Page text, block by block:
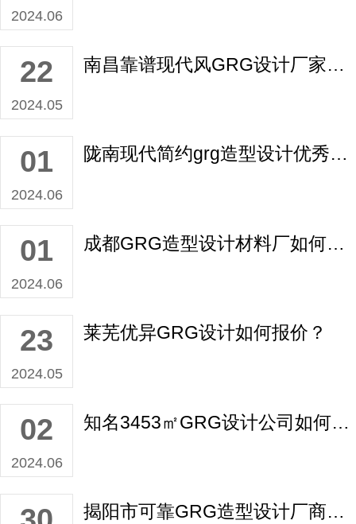
2024.06
22
2024.05
南昌靠谱现代风GRG设计厂家如何报价？
01
2024.06
陇南现代简约grg造型设计优秀厂家如何报价？
01
2024.06
成都GRG造型设计材料厂如何报价？
23
2024.05
莱芜优异GRG设计如何报价？
02
2024.06
知名3453㎡GRG设计公司如何报价？
揭阳市可靠GRG造型设计厂商如何报价？